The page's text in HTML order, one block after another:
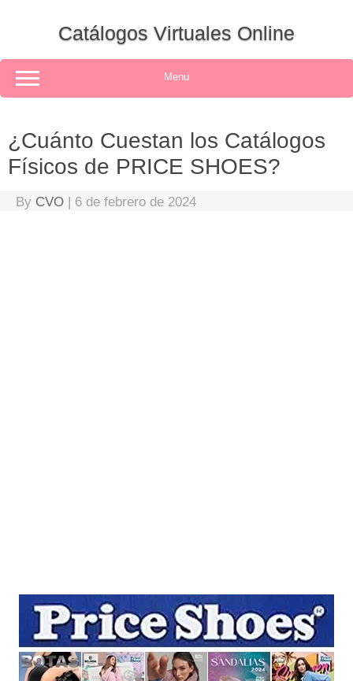
Catálogos Virtuales Online
Menu
¿Cuánto Cuestan los Catálogos
Físicos de PRICE SHOES?
By CVO | 6 de febrero de 2024